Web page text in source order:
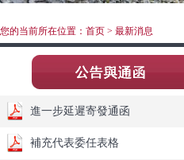
您的当前所在位置：首页 > 最新消息
進一步延遲寄發通函
補充代表委任表格